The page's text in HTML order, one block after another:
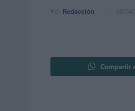
Por Redacción 30/
Compartir